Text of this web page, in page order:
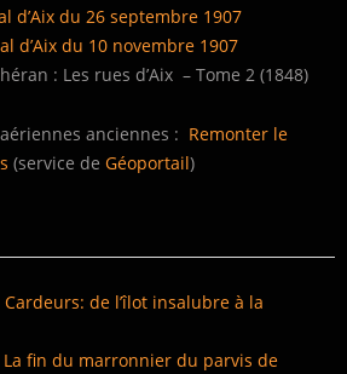
d’Aix du 26 septembre 1907
d’Aix du 10 novembre 1907
: Les rues d’Aix – Tome 2 (1848)
anciennes : Remonter le
(service de Géoportail)
Cardeurs: de l’îlot insalubre à la
La fin du marronnier du parvis de